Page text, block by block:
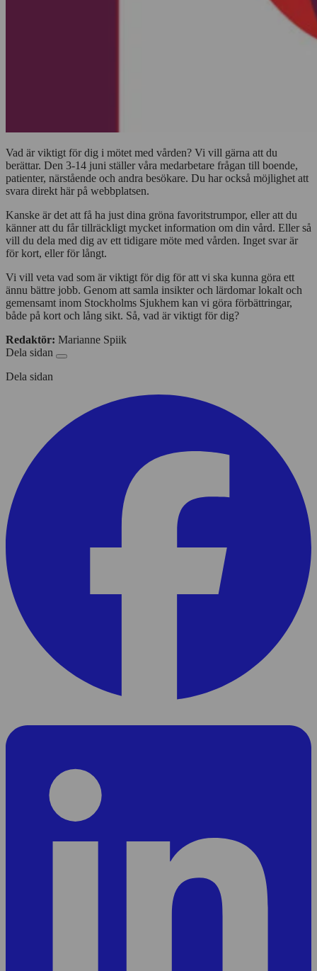
Vad är viktigt för dig i mötet med vården? Vi vill gärna att du
berättar. Den 3-14 juni ställer våra medarbetare frågan till boende,
patienter, närstående och andra besökare. Du har också möjlighet att
svara direkt här på webbplatsen.
Kanske är det att få ha just dina gröna favoritstrumpor, eller att du
känner att du får tillräckligt mycket information om din vård. Eller så
vill du dela med dig av ett tidigare möte med vården. Inget svar är
för kort, eller för långt.
Vi vill veta vad som är viktigt för dig för att vi ska kunna göra ett
ännu bättre jobb. Genom att samla insikter och lärdomar lokalt och
gemensamt inom Stockholms Sjukhem kan vi göra förbättringar,
både på kort och lång sikt. Så, vad är viktigt för dig?
Redaktör: Marianne Spiik
Dela sidan
Dela sidan